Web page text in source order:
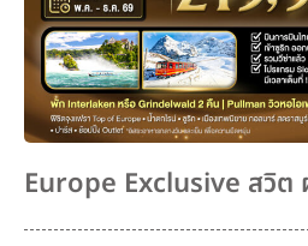
Europe Exclusive สวิต